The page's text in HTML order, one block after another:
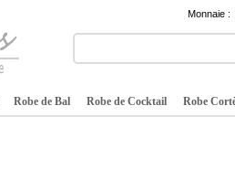
Monnaie :
Robe de Bal Robe de Cocktail Robe